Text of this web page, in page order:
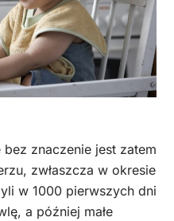
znaczenie jest zatem
zwłaszcza w okresie
w 1000 pierwszych dni
a później małe